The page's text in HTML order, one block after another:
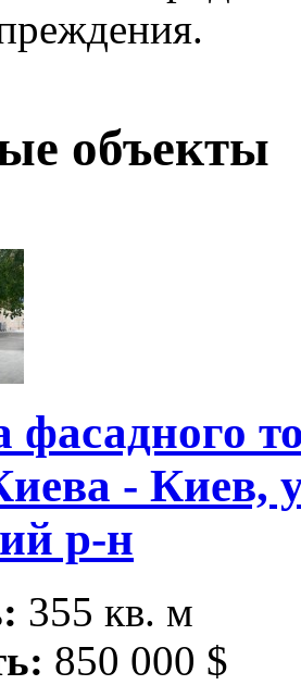
объекты
- Киев,
р-н
355 кв. м
850 000 $